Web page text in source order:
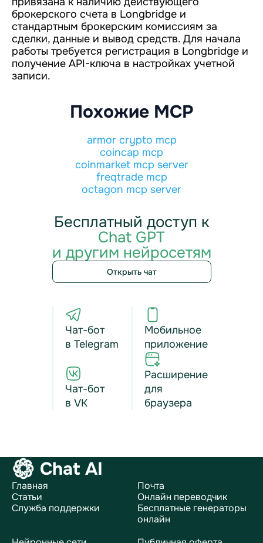
брокерского счета в Longbridge и
стандартным брокерским комиссиям за
сделки, данные и вывод средств. Для начала
работы требуется регистрация в Longbridge и
получение API-ключа в настройках учетной
записи.
Похожие MCP
armor crypto mcp
coincap mcp
coinmarket mcp server
freqtrade mcp
octagon mcp server
Бесплатный доступ к
Chat GPT
и другим нейросетям
Открыть чат
Чат-бот
в Telegram
Чат-бот
в VK
Мобильное
приложение
Расширение
для
браузера
Chat AI
Главная
Статьи
Служба поддержки
Почта
Онлайн переводчик
Бесплатные генераторы
онлайн